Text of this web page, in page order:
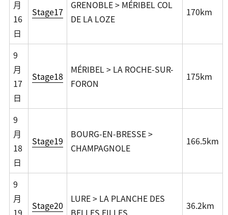
月
16
日
Stage17
GRENOBLE > MÉRIBEL COL
DE LA LOZE
170km
9
月
17
日
Stage18
MÉRIBEL > LA ROCHE-SUR-
FORON
175km
9
月
18
日
Stage19
BOURG-EN-BRESSE >
CHAMPAGNOLE
166.5km
9
月
19
Stage20
LURE > LA PLANCHE DES
BELLES FILLES
36.2km